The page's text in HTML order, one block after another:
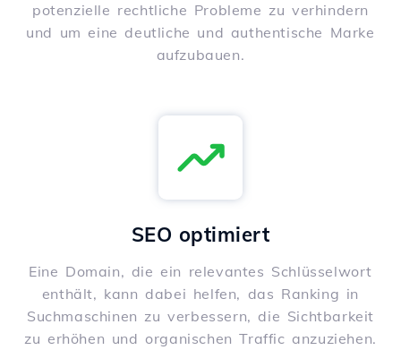
potenzielle rechtliche Probleme zu verhindern
und um eine deutliche und authentische Marke
aufzubauen.
SEO optimiert
Eine Domain, die ein relevantes Schlüsselwort
enthält, kann dabei helfen, das Ranking in
Suchmaschinen zu verbessern, die Sichtbarkeit
zu erhöhen und organischen Traffic anzuziehen.